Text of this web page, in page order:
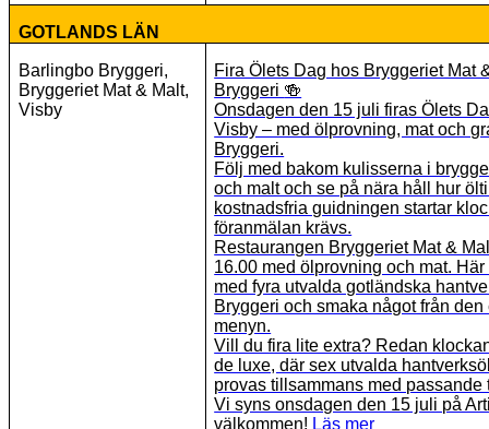
GOTLANDS LÄN
Barlingbo Bryggeri,
Bryggeriet Mat & Malt,
Visby
Fira Ölets Dag hos Bryggeriet Mat
Bryggeri 🍻
Onsdagen den 15 juli firas Ölets
Visby – med ölprovning, mat och
Bryggeri.
Följ med bakom kulisserna i
och malt och se på nära håll hur
kostnadsfria guidningen startar
föranmälan krävs.
Restaurangen Bryggeriet Mat &
16.00 med ölprovning och mat.
med fyra utvalda gotländska
Bryggeri och smaka något från
menyn.
Vill du fira lite extra? Redan
de luxe, där sex utvalda
provas tillsammans med passande
Vi syns onsdagen den 15 juli på
välkommen! Läs mer